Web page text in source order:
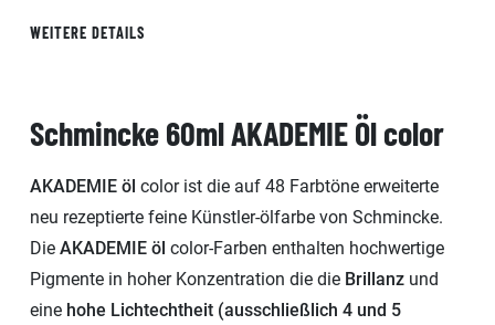
WEITERE DETAILS
Schmincke 60ml AKADEMIE Öl color
AKADEMIE öl color ist die auf 48 Farbtöne erweiterte
neu rezeptierte feine Künstler-ölfarbe von Schmincke.
Die AKADEMIE öl color-Farben enthalten hochwertige
Pigmente in hoher Konzentration die die Brillanz und
eine hohe Lichtechtheit (ausschließlich 4 und 5